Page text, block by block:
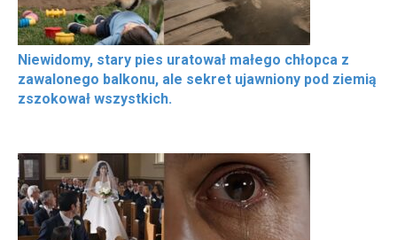
Niewidomy, stary pies uratował małego chłopca z
zawalonego balkonu, ale sekret ujawniony pod ziemią
zszokował wszystkich.